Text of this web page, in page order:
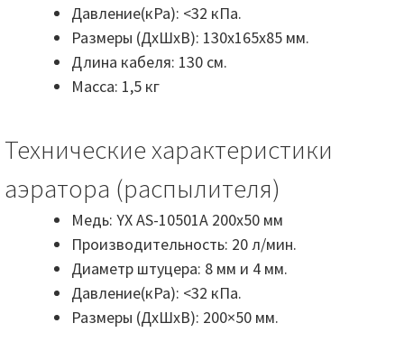
Давление(кРа): <32 кПа.
Размеры (ДхШхВ): 130x165x85 мм.
Длина кабеля: 130 см.
Масса: 1,5 кг
Технические характеристики
аэратора (распылителя)
Медь: YX AS-10501A 200х50 мм
Производительность: 20 л/мин.
Диаметр штуцера: 8 мм и 4 мм.
Давление(кРа): <32 кПа.
Размеры (ДхШхВ): 200×50 мм.